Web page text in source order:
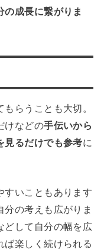
の成長に繋がりま
らうことも大切。
けなどの手伝いから
見るだけでも参考に
すいこともあります
の考えも広がりま
どして自分の幅を広
ば楽しく続けられる